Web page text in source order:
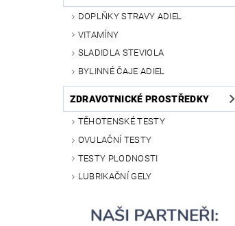
DOPLŇKY STRAVY ADIEL
VITAMÍNY
SLADIDLA STEVIOLA
BYLINNÉ ČAJE ADIEL
ZDRAVOTNICKÉ PROSTŘEDKY
TĚHOTENSKÉ TESTY
OVULAČNÍ TESTY
TESTY PLODNOSTI
LUBRIKAČNÍ GELY